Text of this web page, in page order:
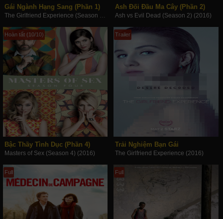
Gái Ngành Hạng Sang (Phần 1)
The Girlfriend Experience (Season 1) (2016)
Ash Đối Đầu Ma Cây (Phần 2)
Ash vs Evil Dead (Season 2) (2016)
Hoàn tất (10/10)
Bậc Thầy Tình Dục (Phần 4)
Masters of Sex (Season 4) (2016)
Trailer
Trải Nghiệm Bạn Gái
The Girlfriend Experience (2016)
Full Full